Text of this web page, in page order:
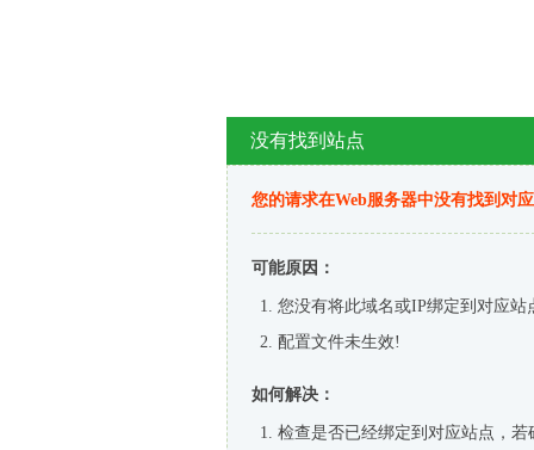
没有找到站点
您的请求在Web服务器中没有找到对
可能原因：
您没有将此域名或IP绑定到对应站
配置文件未生效!
如何解决：
检查是否已经绑定到对应站点，